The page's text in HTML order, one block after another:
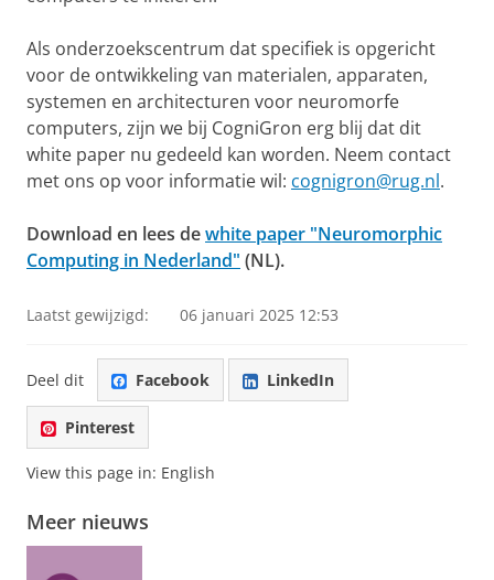
Als onderzoekscentrum dat specifiek is opgericht
voor de ontwikkeling van materialen, apparaten,
systemen en architecturen voor neuromorfe
computers, zijn we bij CogniGron erg blij dat dit
white paper nu gedeeld kan worden. Neem contact
met ons op voor informatie wil: cognigron@rug.nl.
Download en lees dewhite paper "Neuromorphic
Computing in Nederland" (NL).
Laatst gewijzigd: 06 januari 2025 12:53
Deel dit Facebook LinkedIn
Pinterest
View this page in: English
Meer nieuws